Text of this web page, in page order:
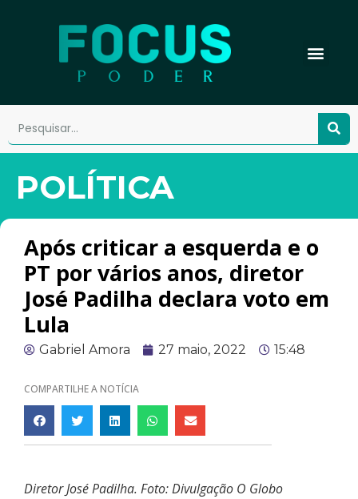
POLÍTICA
Após criticar a esquerda e o
PT por vários anos, diretor
José Padilha declara voto em
Lula
Gabriel Amora 27 maio, 2022 15:48
COMPARTILHE A NOTÍCIA
Diretor José Padilha. Foto: Divulgação O Globo